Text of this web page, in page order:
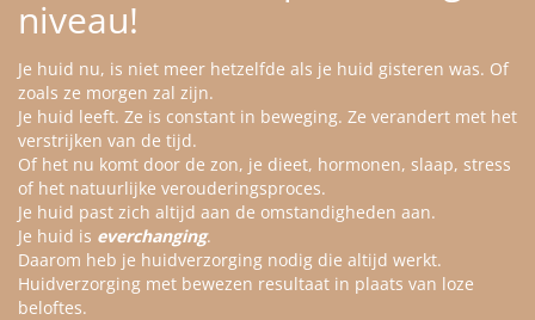
niveau!
Je huid nu, is niet meer hetzelfde als je huid gisteren was. Of
zoals ze morgen zal zijn.
Je huid leeft. Ze is constant in beweging. Ze verandert met het
verstrijken van de tijd.
Of het nu komt door de zon, je dieet, hormonen, slaap, stress
of het natuurlijke verouderingsproces.
Je huid past zich altijd aan de omstandigheden aan.
Je huid is everchanging.
Daarom heb je huidverzorging nodig die altijd werkt.
Huidverzorging met bewezen resultaat in plaats van loze
beloftes.